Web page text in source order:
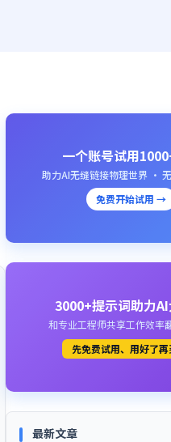
一个账号试用
助力AI无缝链接物理世界 ·
免费开始试用 →
3000+提示词助力
和专业工程师共享工作效率
先免费试用、用好了
最新文章